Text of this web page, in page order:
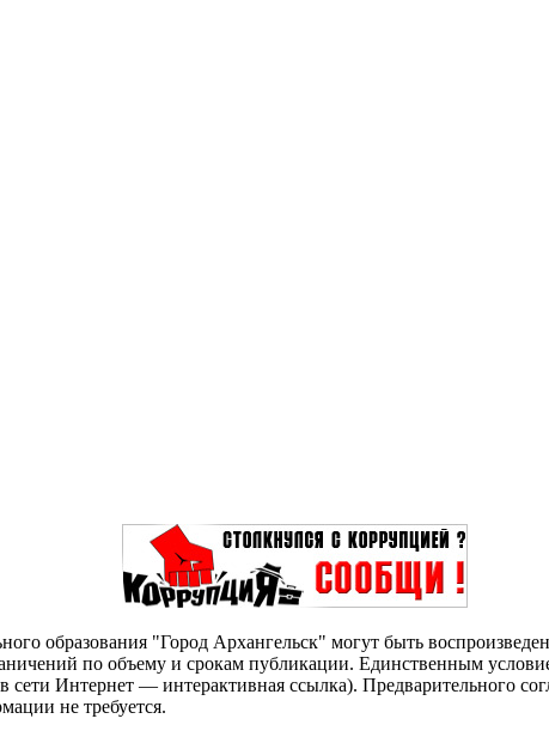
образования "Город Архангельск" могут быть
по объему и срокам публикации. Единственным
Интернет — интерактивная ссылка). Предварительного
не требуется.